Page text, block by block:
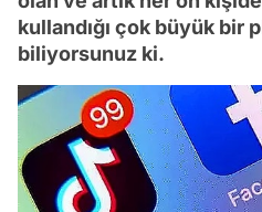
kullandığı çok büyük bir
biliyorsunuz ki.